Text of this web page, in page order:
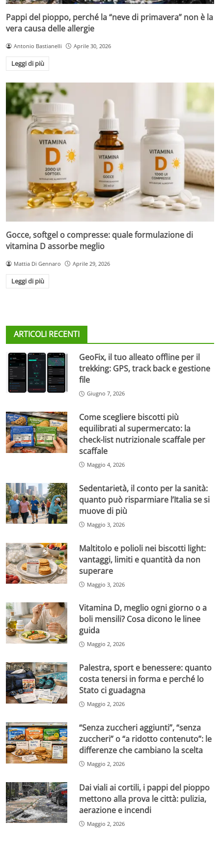
Pappi del pioppo, perché la “neve di primavera” non è la
vera causa delle allergie
Antonio Bastianelli Aprile 30, 2026
Leggi di più
Gocce, softgel o compresse: quale formulazione di
vitamina D assorbe meglio
Mattia Di Gennaro Aprile 29, 2026
Leggi di più
ARTICOLI RECENTI
GeoFix, il tuo alleato offline per il
trekking: GPS, track back e gestione
file
Giugno 7, 2026
Come scegliere biscotti più
equilibrati al supermercato: la
check-list nutrizionale scaffale per
scaffale
Maggio 4, 2026
Sedentarietà, il conto per la sanità:
quanto può risparmiare l’Italia se si
muove di più
Maggio 3, 2026
Maltitolo e polioli nei biscotti light:
vantaggi, limiti e quantità da non
superare
Maggio 3, 2026
Vitamina D, meglio ogni giorno o a
boli mensili? Cosa dicono le linee
guida
Maggio 2, 2026
Palestra, sport e benessere: quanto
costa tenersi in forma e perché lo
Stato ci guadagna
Maggio 2, 2026
“Senza zuccheri aggiunti”, “senza
zuccheri” o “a ridotto contenuto”: le
differenze che cambiano la scelta
Maggio 2, 2026
Dai viali ai cortili, i pappi del pioppo
mettono alla prova le città: pulizia,
aerazione e incendi
Maggio 2, 2026